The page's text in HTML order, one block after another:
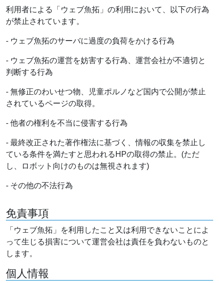
利用者による「ウェブ魚拓」の利用において、以下の行為
が禁止されています。
- ウェブ魚拓のサーバに過度の負荷をかける行為
- ウェブ魚拓の運営を妨害する行為、運営会社が不適切と
判断する行為
- 無修正のわいせつ物、児童ポルノなど国内で公開が禁止
されているページの取得。
- 他者の権利を不当に侵害する行為
- 最終改正された著作権法に基づく、情報の収集を禁止し
ている条件を満たすと思われるHPの取得の禁止。(ただ
し、ロボット向けのものは無視されます)
- その他の不法行為
免責事項
「ウェブ魚拓」を利用したこと又は利用できないことによ
って生じる損害について運営会社は責任を負わないものと
します。
個人情報